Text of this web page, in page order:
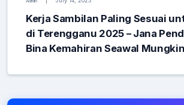
Kerja Sambilan Paling Sesuai
di Terengganu 2025 – Jana
Bina Kemahiran Seawal Mungkin